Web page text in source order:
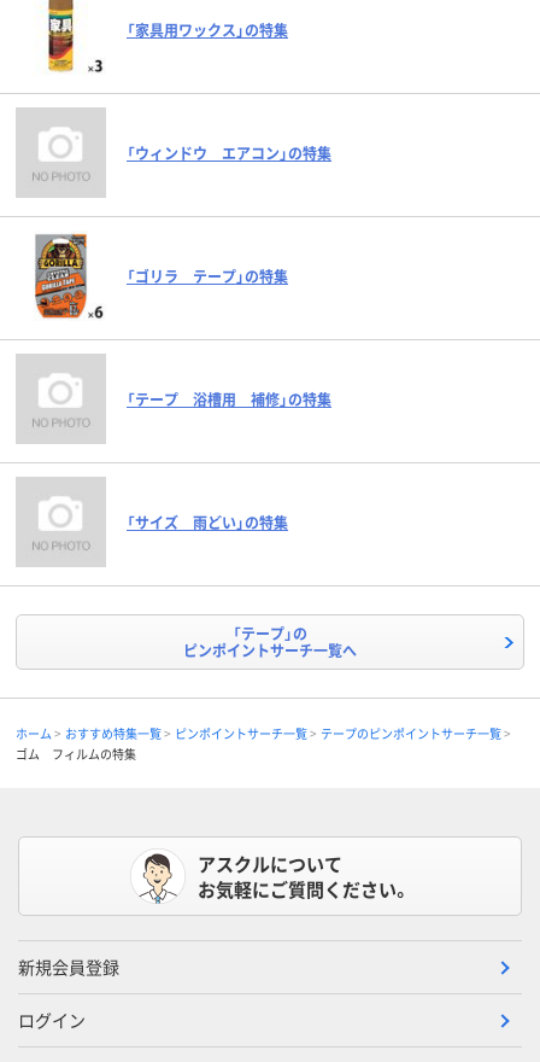
「家具用ワックス」の特集
「ウィンドウ エアコン」の特集
「ゴリラ テープ」の特集
「テープ 浴槽用 補修」の特集
「サイズ 雨どい」の特集
「テープ」の
ピンポイントサーチ一覧へ
ホーム おすすめ特集一覧 ピンポイントサーチ一覧
テープのピンポイントサーチ一覧
ゴム フィルムの特集
アスクルについて
お気軽にご質問ください。
新規会員登録
ログイン